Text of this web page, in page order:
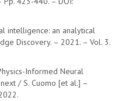
intelligence: an analytical
Discovery. – 2021. – Vol. 3.
Informed Neural
/ S. Cuomo [et al.] –